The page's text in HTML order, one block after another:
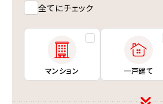
全てにチェック
マンション 一戸建て